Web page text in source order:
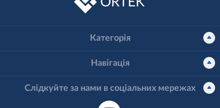
Категорія
Навігація
Слідкуйте за нами в соціальних мережах